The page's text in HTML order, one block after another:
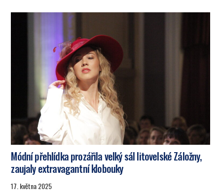
Módní přehlídka prozářila velký sál litovelské Záložny,
zaujaly extravagantní klobouky
17. května 2025